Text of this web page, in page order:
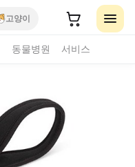
고양이
동물병원 서비스